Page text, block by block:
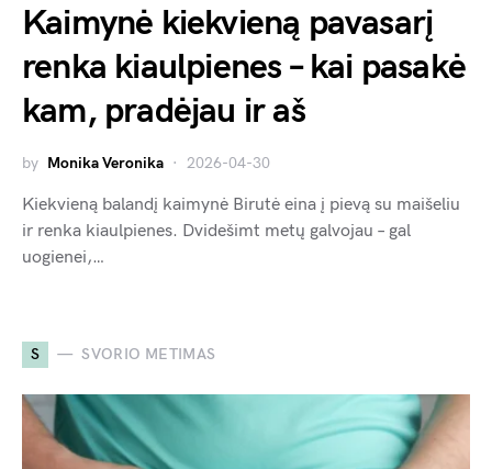
Kaimynė kiekvieną pavasarį
renka kiaulpienes – kai pasakė
kam, pradėjau ir aš
by Monika Veronika 2026-04-30
Kiekvieną balandį kaimynė Birutė eina į pievą su maišeliu
ir renka kiaulpienes. Dvidešimt metų galvojau – gal
uogienei,…
S SVORIO METIMAS